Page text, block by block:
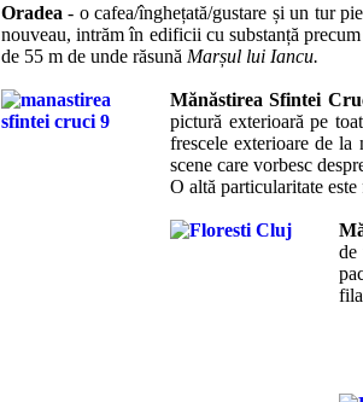
Oradea - o cafea/înghețată/gustare și un tur
nouveau, intrăm în edificii cu substanță
de 55 m de unde răsună Marșul lui Iancu.
Mănăstirea Sfintei
pictură exterioară pe
frescele exterioare de
scene care vorbesc
O altă particularitate
de